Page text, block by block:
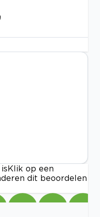
Klik op een
dit beoordelen